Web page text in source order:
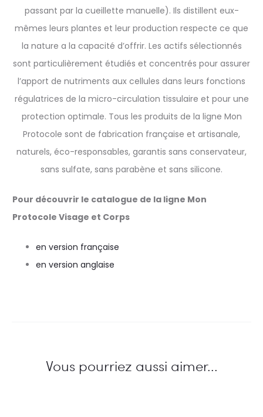
passant par la cueillette manuelle). Ils distillent eux-
mêmes leurs plantes et leur production respecte ce que
la nature a la capacité d’offrir. Les actifs sélectionnés
sont particulièrement étudiés et concentrés pour assurer
l’apport de nutriments aux cellules dans leurs fonctions
régulatrices de la micro-circulation tissulaire et pour une
protection optimale. Tous les produits de la ligne Mon
Protocole sont de fabrication française et artisanale,
naturels, éco-responsables, garantis sans conservateur,
sans sulfate, sans parabène et sans silicone.
Pour découvrir le catalogue de la ligne Mon
Protocole Visage et Corps
en version française
en version anglaise
Vous pourriez aussi aimer...